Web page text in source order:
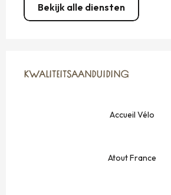
Bekijk alle diensten
KWALITEITSAANDUIDING
KWALITEITSAANDUIDING
Accueil Vélo
Atout France